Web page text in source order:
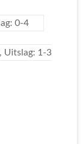
0-4
Uitslag: 1-3